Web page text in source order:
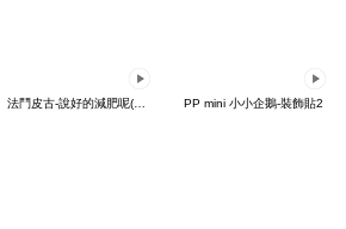
法鬥皮古-說好的減肥呢(第15彈) PP mini 小小企鵝-裝飾貼2